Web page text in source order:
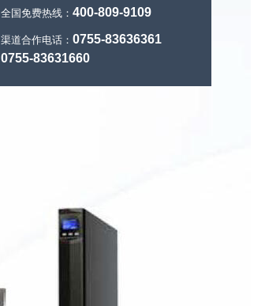
全国免费热线：400-809-9109
渠道合作电话：0755-83636361
0755-83631660